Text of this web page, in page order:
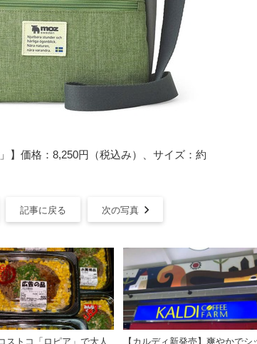
】価格：8,250円（税込み）、サイズ：約
記事に戻る 次の写真